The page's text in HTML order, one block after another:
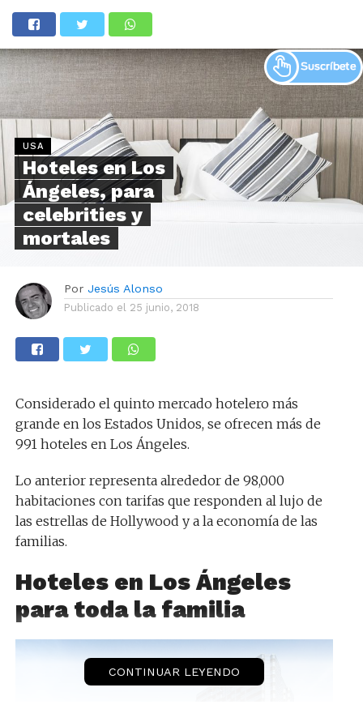
USA
Hoteles en Los
Ángeles, para
celebrities y
mortales
Por Jesús Alonso
Publicado el 25 junio, 2018
Considerado el quinto mercado hotelero más
grande en los Estados Unidos, se ofrecen más de
991 hoteles en Los Ángeles.
Lo anterior representa alrededor de 98,000
habitaciones con tarifas que responden al lujo de
las estrellas de Hollywood y a la economía de las
familias.
Hoteles en Los Ángeles
para toda la familia
CONTINUAR LEYENDO